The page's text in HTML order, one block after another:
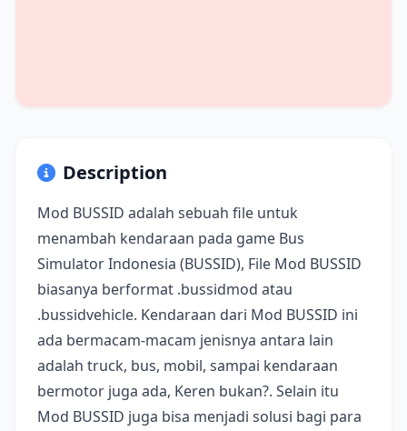
Description
Mod BUSSID adalah sebuah file untuk
menambah kendaraan pada game Bus
Simulator Indonesia (BUSSID), File Mod BUSSID
biasanya berformat .bussidmod atau
.bussidvehicle. Kendaraan dari Mod BUSSID ini
ada bermacam-macam jenisnya antara lain
adalah truck, bus, mobil, sampai kendaraan
bermotor juga ada, Keren bukan?. Selain itu
Mod BUSSID juga bisa menjadi solusi bagi para